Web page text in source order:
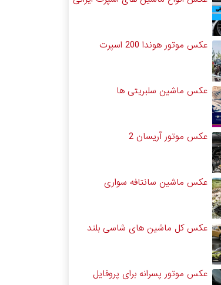
عکس موتور هوندا 200 اسپرت
عکس ماشین سلبریتی ها
عکس موتور آریسان 2
عکس ماشین سانتافه سواری
عکس کل ماشین های شاسی بلند
عکس موتور پسرانه برای پروفایل